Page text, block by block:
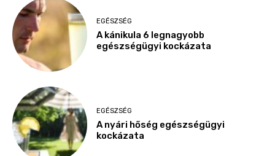
EGÉSZSÉG
A kánikula 6 legnagyobb
egészségügyi kockázata
EGÉSZSÉG
A nyári hőség egészségügyi
kockázata